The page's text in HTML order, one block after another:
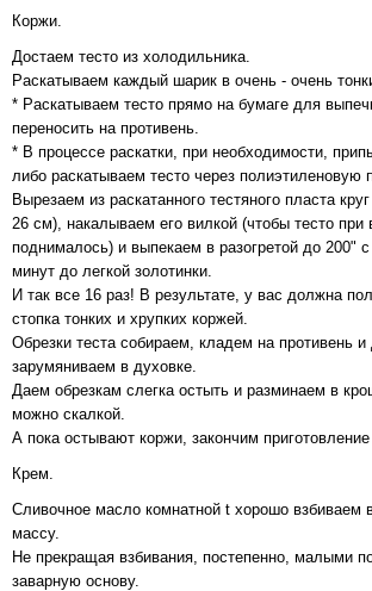
Коржи.
Достаем тесто из холодильника.
Раскатываем каждый шарик в очень - очень
* Раскатываем тесто прямо на бумаге для
переносить на противень.
* В процессе раскатки, при необходимости,
либо раскатываем тесто через полиэтиленовую
Вырезаем из раскатанного тестяного пласта
26 см), накалываем его вилкой (чтобы тесто
поднималось) и выпекаем в разогретой до 200"
минут до легкой золотинки.
И так все 16 раз! В результате, у вас должна
стопка тонких и хрупких коржей.
Обрезки теста собираем, кладем на противень и
зарумяниваем в духовке.
Даем обрезкам слегка остыть и разминаем в
можно скалкой.
А пока остывают коржи, закончим приготовление
Крем.
Сливочное масло комнатной t хорошо
массу.
Не прекращая взбивания, постепенно, малыми
заварную основу.